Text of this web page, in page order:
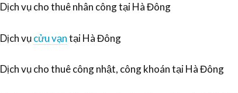
Dịch vụ cho thuê nhân công tại Hà Đông
Dịch vụcửu vạntại Hà Đông
Dịch vụ cho thuê công nhật, công khoán tại Hà Đông